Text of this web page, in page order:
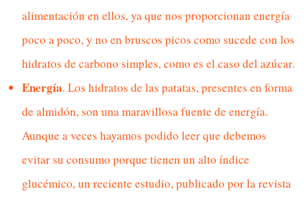
alimentación en ellos, ya que nos proporcionan energía
poco a poco, y no en bruscos picos como sucede con los
hidratos de carbono simples, como es el caso del azúcar.
Energía. Los hidratos de las patatas, presentes en forma
de almidón, son una maravillosa fuente de energía.
Aunque a veces hayamos podido leer que debemos
evitar su consumo porque tienen un alto índice
glucémico, un reciente estudio, publicado por la revista